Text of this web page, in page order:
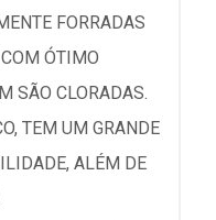
FORRADAS
ÓTIMO
SÃO CLORADAS.
TEM UM GRANDE
ALÉM DE